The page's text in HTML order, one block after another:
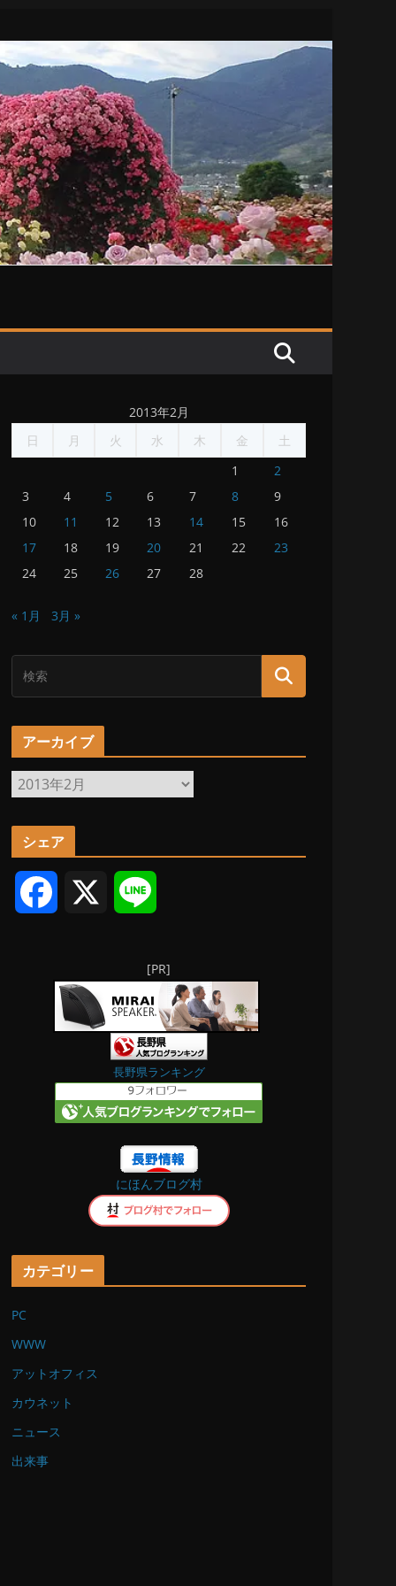
2013年2月
日
月 火 水 木 金
土
1
2
3
4 5 6 7 8
9
10
11 12 13 14 15
16
17
18 19 20 21 22
23
24
25 26 27 28
« 1月 3月 »
アーカイブ
ア
ー
カ
ブ
シェア
c
e
o
n
e
[PR]
長野県ランキング
にほんブログ村
カテゴリー
PC
WWW
アットオフィス
カウネット
ニュース
出来事